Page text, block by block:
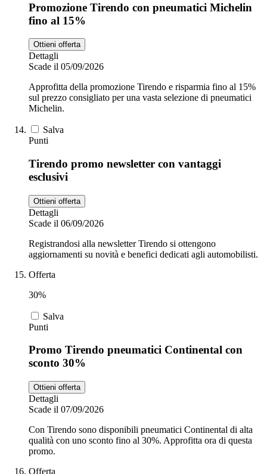
Promozione Tirendo con pneumatici Michelin
fino al 15%
Ottieni offerta
Dettagli
Scade il 05/09/2026
Approfitta della promozione Tirendo e risparmia fino al 15%
sul prezzo consigliato per una vasta selezione di pneumatici
Michelin.
Salva
Punti
Tirendo promo newsletter con vantaggi
esclusivi
Ottieni offerta
Dettagli
Scade il 06/09/2026
Registrandosi alla newsletter Tirendo si ottengono
aggiornamenti su novità e benefici dedicati agli automobilisti.
Offerta
30%
Salva
Punti
Promo Tirendo pneumatici Continental con
sconto 30%
Ottieni offerta
Dettagli
Scade il 07/09/2026
Con Tirendo sono disponibili pneumatici Continental di alta
qualità con uno sconto fino al 30%. Approfitta ora di questa
promo.
Offerta